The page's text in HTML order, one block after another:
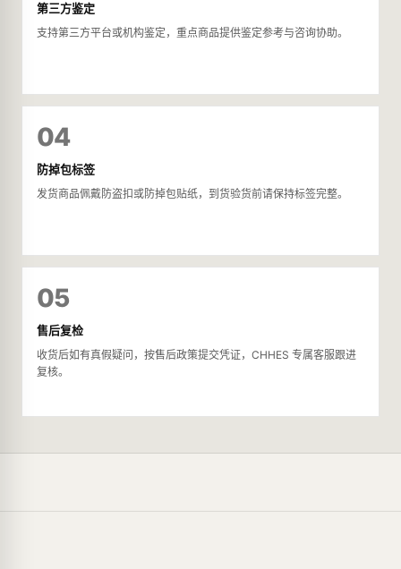
第三方鉴定
支持第三方平台或机构鉴定，重点商品提供鉴定参考与咨询协助。
04
防掉包标签
发货商品佩戴防盗扣或防掉包贴纸，到货验货前请保持标签完整。
05
售后复检
收货后如有真假疑问，按售后政策提交凭证，CHHES 专属客服跟进
复核。